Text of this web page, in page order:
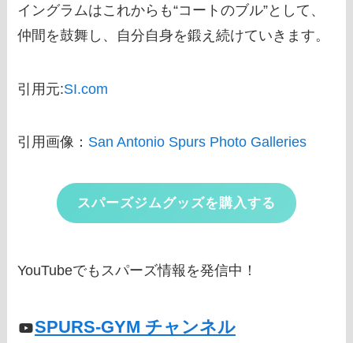
イングラムはこれからも“コートのブル”として、
仲間を鼓舞し、自分自身を鍛え続けていきます。
引用元:SI.com
引用画像： San Antonio Spurs Photo Galleries
スパーズジムグッズを購入する
YouTubeでもスパーズ情報を発信中！
SPURS-GYM チャンネル